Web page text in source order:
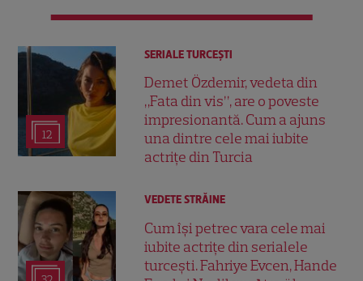
12
SERIALE TURCEŞTI
Demet Özdemir, vedeta din
„Fata din vis”, are o poveste
impresionantă. Cum a ajuns
una dintre cele mai iubite
actrițe din Turcia
VEDETE STRĂINE
Cum își petrec vara cele mai
iubite actrițe din serialele
turcești. Fahriye Evcen, Hande